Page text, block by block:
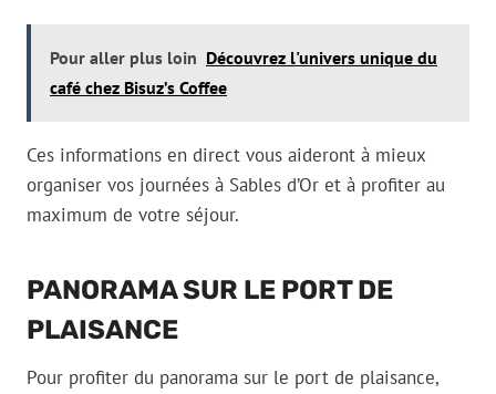
Pour aller plus loin Découvrez l'univers unique du
café chez Bisuz’s Coffee
Ces informations en direct vous aideront à mieux
organiser vos journées à Sables d’Or et à profiter au
maximum de votre séjour.
PANORAMA SUR LE PORT DE
PLAISANCE
Pour profiter du panorama sur le port de plaisance,